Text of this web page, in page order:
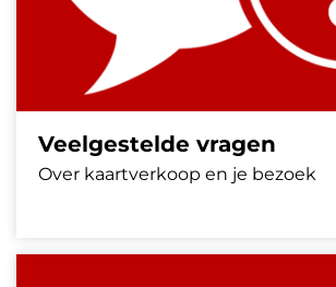
Veelgestelde vragen
Over kaartverkoop en je bezoek